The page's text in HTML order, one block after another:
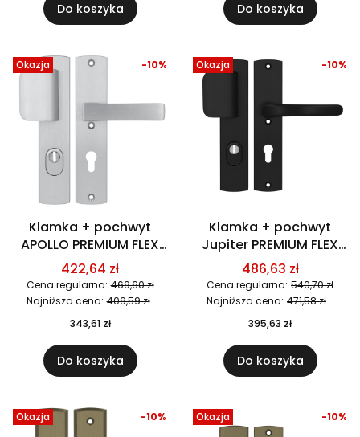
Do koszyka Do koszyka
Okazja
Klamka + pochwyt
APOLLO PREMIUM FLEX
AXA
422,64 zł
Cena regularna: 469,60 zł
-10%
Najniższa cena: 409,59 zł
343,61 zł
Do koszyka
Okazja
Klamka + pochwyt
Jupiter PREMIUM FLEX
AXA F8 czarna
486,63 zł
Cena regularna: 540,70 zł
-10%
Najniższa cena: 471,58 zł
395,63 zł
Do koszyka
Okazja -10% Okazja -10%